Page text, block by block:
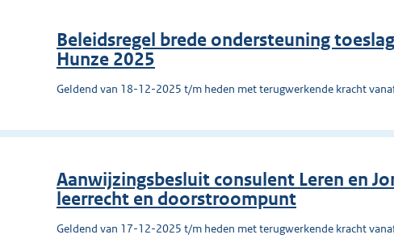
Beleidsregel brede ondersteuning
Hunze 2025
Geldend van 18-12-2025 t/m heden met terugwerkende kracht
Aanwijzingsbesluit consulent Leren en
leerrecht en doorstroompunt
Geldend van 17-12-2025 t/m heden met terugwerkende kracht